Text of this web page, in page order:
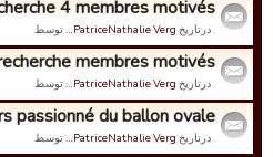
4 membres motivés
. درتاریخ PatriceNathalie Verg… توسط
membres motivés
. درتاریخ PatriceNathalie Verg… توسط
passionné du ballon ovale
. درتاریخ PatriceNathalie Verg… توسط